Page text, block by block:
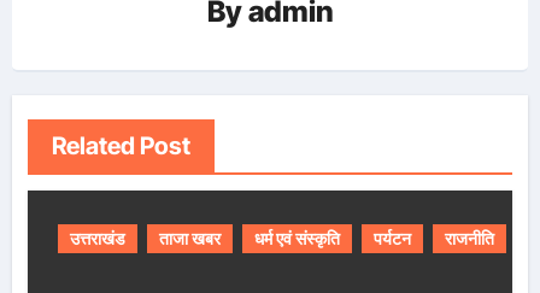
Byadmin
Related Post
उत्तराखंड ताजा खबर धर्म एवं संस्कृति पर्यटन राजनीति